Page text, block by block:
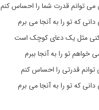
توانم قدرت شما را احساس کنم
که تو را به آنجا می برم
مثل یک دعای کوچک است
خواهم تو را به آنجا ببرم
قدرتی را احساس کنم
که تو را به آنجا می برم